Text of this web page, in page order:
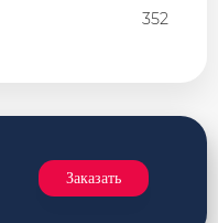
352
Заказать